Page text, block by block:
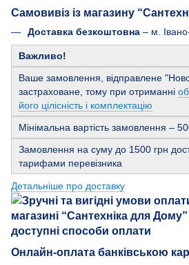
Самовивіз із магазину
Доставка безкоштовна – м.
Важливо!
Ваше замовлення, відправлене
застраховане, тому при отриманні
його цілісність і комплектацію
Мінімальна вартість замовлення –
Замовлення на суму до 1500 грн
тарифами перевізника
Детальніше про доставку
Онлайн-оплата банківською